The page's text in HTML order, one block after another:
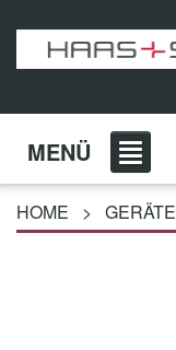
MENÜ
HOME > GERÄTE